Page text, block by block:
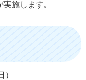
施します。
）